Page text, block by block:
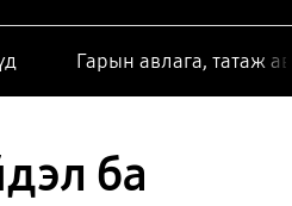
Гарын авлага, татаж
ба